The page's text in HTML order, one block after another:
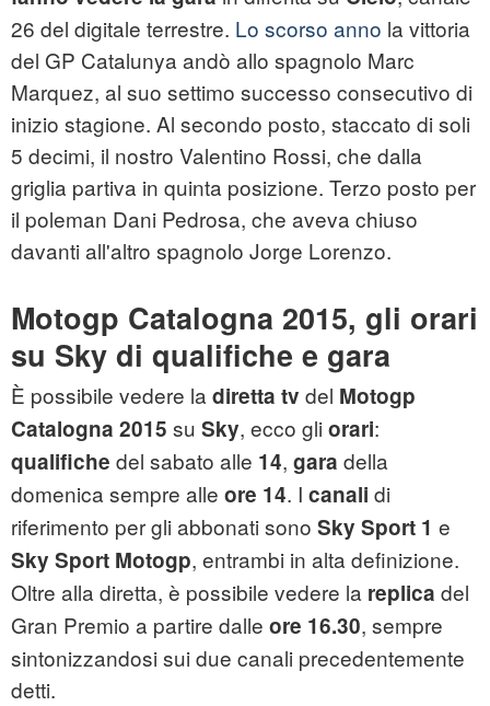
26 del digitale terrestre. Lo scorso anno la vittoria
del GP Catalunya andò allo spagnolo Marc
Marquez, al suo settimo successo consecutivo di
inizio stagione. Al secondo posto, staccato di soli
5 decimi, il nostro Valentino Rossi, che dalla
griglia partiva in quinta posizione. Terzo posto per
il poleman Dani Pedrosa, che aveva chiuso
davanti all'altro spagnolo Jorge Lorenzo.
Motogp Catalogna 2015, gli orari
su Sky di qualifiche e gara
È possibile vedere la diretta tv del Motogp
Catalogna 2015 su Sky, ecco gli orari:
qualifiche del sabato alle 14, gara della
domenica sempre alle ore 14. I canali di
riferimento per gli abbonati sono Sky Sport 1 e
Sky Sport Motogp, entrambi in alta definizione.
Oltre alla diretta, è possibile vedere la replica del
Gran Premio a partire dalle ore 16.30, sempre
sintonizzandosi sui due canali precedentemente
detti.